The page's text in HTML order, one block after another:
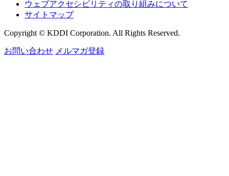
ウェブアクセシビリティの取り組みについて
サイトマップ
Copyright © KDDI Corporation. All Rights Reserved.
お問い合わせ メルマガ登録